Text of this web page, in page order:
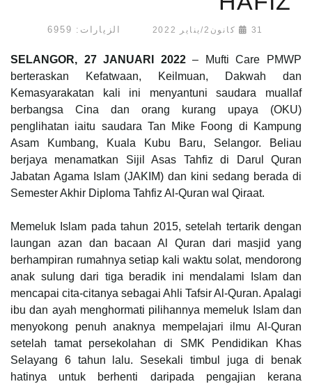
31 كانون2/يناير 2022 الزيارات: 6959
SELANGOR, 27 JANUARI 2022– Mufti Care PMWP
berteraskan Kefatwaan, Keilmuan, Dakwah dan
Kemasyarakatan kali ini menyantuni saudara muallaf
berbangsa Cina dan orang kurang upaya (OKU)
penglihatan iaitu saudara Tan Mike Foong di Kampung
Asam Kumbang, Kuala Kubu Baru, Selangor. Beliau
berjaya menamatkan Sijil Asas Tahfiz di Darul Quran
Jabatan Agama Islam (JAKIM) dan kini sedang berada di
Semester Akhir Diploma Tahfiz Al-Quran wal Qiraat.
Memeluk Islam pada tahun 2015, setelah tertarik dengan
laungan azan dan bacaan Al Quran dari masjid yang
berhampiran rumahnya setiap kali waktu solat, mendorong
anak sulung dari tiga beradik ini mendalami Islam dan
mencapai cita-citanya sebagai Ahli Tafsir Al-Quran. Apalagi
ibu dan ayah menghormati pilihannya memeluk Islam dan
menyokong penuh anaknya mempelajari ilmu Al-Quran
setelah tamat persekolahan di SMK Pendidikan Khas
Selayang 6 tahun lalu. Sesekali timbul juga di benak
hatinya untuk berhenti daripada pengajian kerana